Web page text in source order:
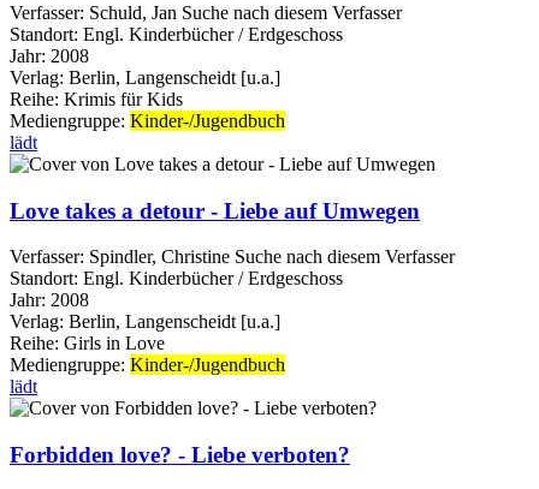
Verfasser: Schuld, Jan Suche nach diesem Verfasser
Standort: Engl. Kinderbücher / Erdgeschoss
Jahr: 2008
Verlag: Berlin, Langenscheidt [u.a.]
Reihe: Krimis für Kids
Mediengruppe: Kinder-/Jugendbuch
lädt
Love takes a detour - Liebe auf Umwegen
Verfasser: Spindler, Christine Suche nach diesem Verfasser
Standort: Engl. Kinderbücher / Erdgeschoss
Jahr: 2008
Verlag: Berlin, Langenscheidt [u.a.]
Reihe: Girls in Love
Mediengruppe: Kinder-/Jugendbuch
lädt
Forbidden love? - Liebe verboten?